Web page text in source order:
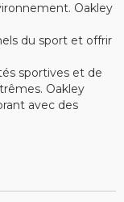
Oakley
du sport et offrir
sportives et de
Oakley
avec des